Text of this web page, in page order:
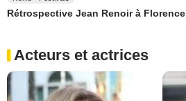
Rétrospective Jean Renoir à Florence
Acteurs et actrices